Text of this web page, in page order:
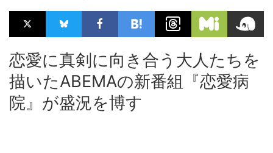
恋愛に真剣に向き合う大人たちを
描いたABEMAの新番組『恋愛病
院』が盛況を博す